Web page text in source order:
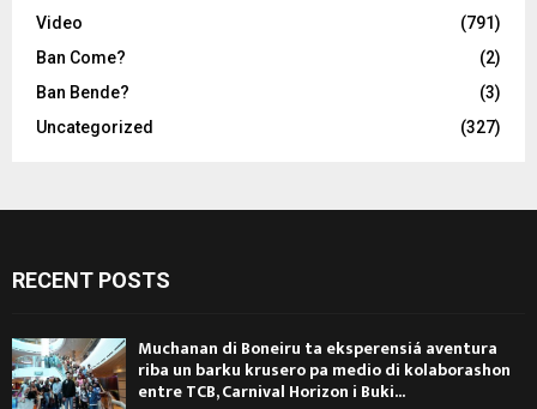
Video
(791)
Ban Come?
(2)
Ban Bende?
(3)
Uncategorized
(327)
RECENT POSTS
Muchanan di Boneiru ta eksperensiá aventura
riba un barku krusero pa medio di kolaborashon
entre TCB, Carnival Horizon i Buki...